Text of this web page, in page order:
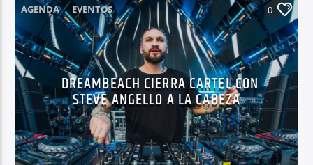
AGENDA EVENTOS 0
DREAMBEACH CIERRA CARTEL CON
STEVE ANGELLO A LA CABEZA